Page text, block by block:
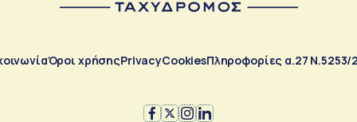
Όροι χρήσηςPrivacyCookiesΠληροφορίες α.27 Ν.5253/